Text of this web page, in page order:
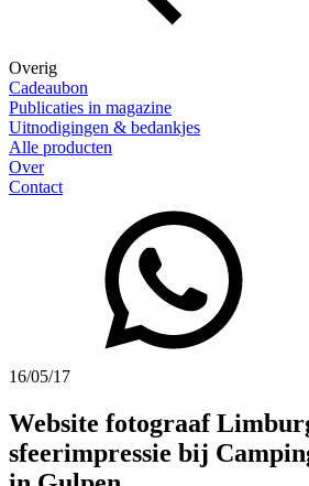
Overig
Cadeaubon
Publicaties in magazine
Uitnodigingen & bedankjes
Alle producten
Over
Contact
16/05/17
Website fotograaf
sfeerimpressie bij